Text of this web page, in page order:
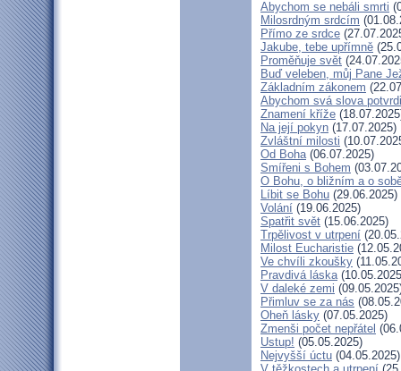
Abychom se nebáli smrti
Milosrdným srdcím
Přímo ze srdce
Jakube, tebe upřímně
Proměňuje svět
Buď veleben, můj Pane
Základním zákonem
Abychom svá slova
Znamení kříže
Na její pokyn (17.07.2025)
Zvláštní milosti
Od Boha(06.07.2025)
Smířeni s Bohem
O Bohu, o bližním a o
Líbit se Bohu (29.06.2025)
Volání (19.06.2025)
Spatřit svět (15.06.2025)
Trpělivost v utrpení
Milost Eucharistie
Ve chvíli zkoušky
Pravdivá láska
V daleké zemi
Přimluv se za nás
Oheň lásky (07.05.2025)
Zmenši počet nepřátel
Ustup! (05.05.2025)
Nejvyšší úctu (04.05.2025)